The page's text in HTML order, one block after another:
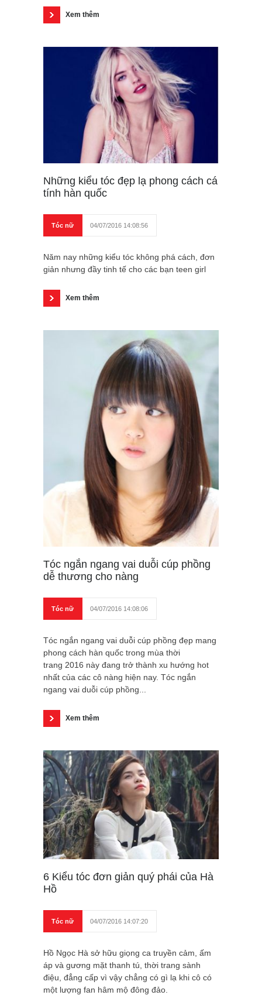
Xem thêm
Những kiểu tóc đẹp lạ phong cách cá
tính hàn quốc
Tóc nữ 04/07/2016 14:08:56
Năm nay những kiểu tóc không phá cách, đơn
giản nhưng đầy tinh tế cho các bạn teen girl
Xem thêm
Tóc ngắn ngang vai duỗi cúp phồng
dễ thương cho nàng
Tóc nữ 04/07/2016 14:08:06
Tóc ngắn ngang vai duỗi cúp phồng đẹp mang
phong cách hàn quốc trong mùa thời
trang 2016 này đang trở thành xu hướng hot
nhất của các cô nàng hiện nay. Tóc ngắn
ngang vai duỗi cúp phồng...
Xem thêm
6 Kiểu tóc đơn giản quý phái của Hà
Hồ
Tóc nữ 04/07/2016 14:07:20
Hồ Ngọc Hà sở hữu giọng ca truyền cảm, ấm
áp và gương mặt thanh tú, thời trang sành
điệu, đẳng cấp vì vậy chẳng có gì lạ khi cô có
một lượng fan hâm mộ đông đảo.